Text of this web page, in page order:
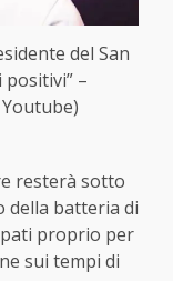
del San
positivi” –
resterà sotto
della batteria di
proprio per
sui tempi di